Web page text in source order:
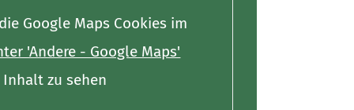
Google Maps Cookies im
'Andere - Google Maps'
zu sehen